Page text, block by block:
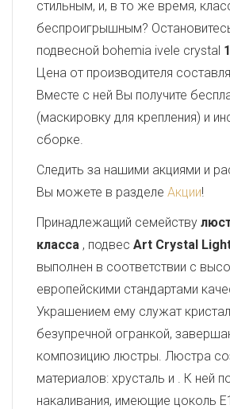
стильным, и, в то же время,
беспроигрышным?
подвесной bohemia ivele crystal
Цена от производителя
Вместе с ней Вы получите
(маскировку для крепления) и
сборке.
Следить за нашими акциями и
Вы можете в разделе Акции!
Принадлежащий семейству
класса , подвес Art Crystal
выполнен в соответствии с
европейскими стандартами
Украшением ему служат
безупречной огранкой,
композицию люстры. Люстра
материалов: хрусталь и . К ней
накаливания, имеющие цоколь